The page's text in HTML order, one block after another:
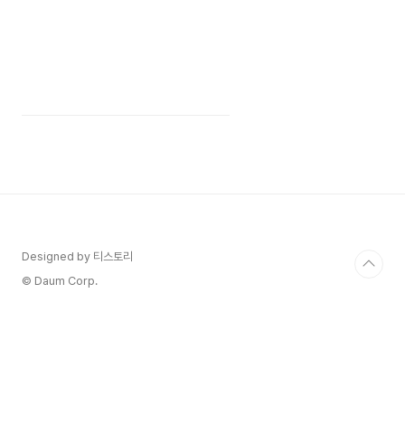
Designed by 티스토리
© Daum Corp.